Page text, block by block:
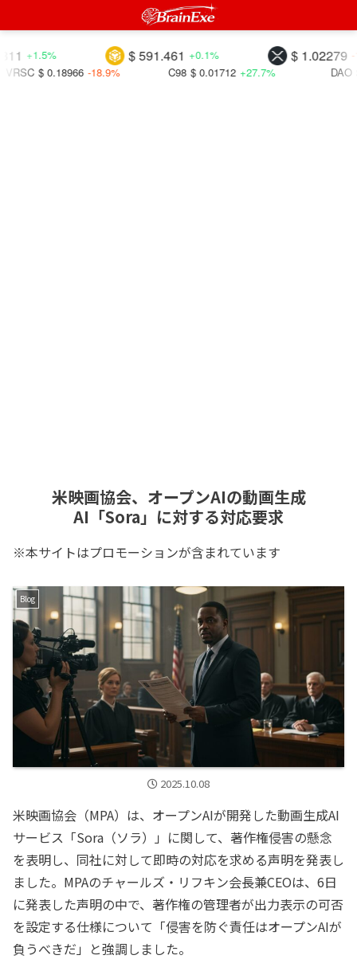
$ 1.02279 -1.2%
$ 591.461 +0.1%
$
$ 0.01712 +27.7%
$ 0.18966 -18.9%
米映画協会、オープンAIの動画生成
AI「Sora」に対する対応要求
※本サイトはプロモーションが含まれています
Blog
2025.10.08
米映画協会（MPA）は、オープンAIが開発した動画生成AI
サービス「Sora（ソラ）」に関して、著作権侵害の懸念
を表明し、同社に対して即時の対応を求める声明を発表し
ました。MPAのチャールズ・リフキン会長兼CEOは、6日
に発表した声明の中で、著作権の管理者が出力表示の可否
を設定する仕様について「侵害を防ぐ責任はオープンAIが
負うべきだ」と強調しました。